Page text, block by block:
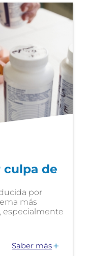
de
por
más
especialmente
Saber más